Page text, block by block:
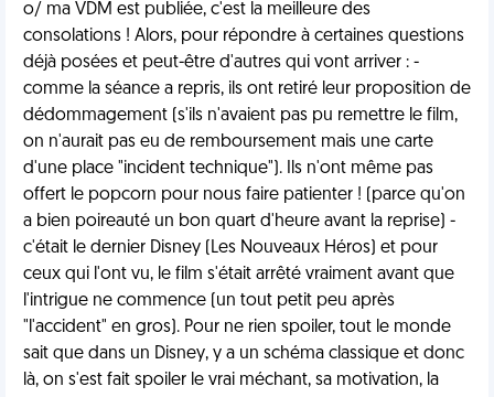
o/ ma VDM est publiée, c'est la meilleure des
consolations ! Alors, pour répondre à certaines questions
déjà posées et peut-être d'autres qui vont arriver : -
comme la séance a repris, ils ont retiré leur proposition de
dédommagement (s'ils n'avaient pas pu remettre le film,
on n'aurait pas eu de remboursement mais une carte
d'une place "incident technique"). Ils n'ont même pas
offert le popcorn pour nous faire patienter ! (parce qu'on
a bien poireauté un bon quart d'heure avant la reprise) -
c'était le dernier Disney (Les Nouveaux Héros) et pour
ceux qui l'ont vu, le film s'était arrêté vraiment avant que
l'intrigue ne commence (un tout petit peu après
"l'accident" en gros). Pour ne rien spoiler, tout le monde
sait que dans un Disney, y a un schéma classique et donc
là, on s'est fait spoiler le vrai méchant, sa motivation, la